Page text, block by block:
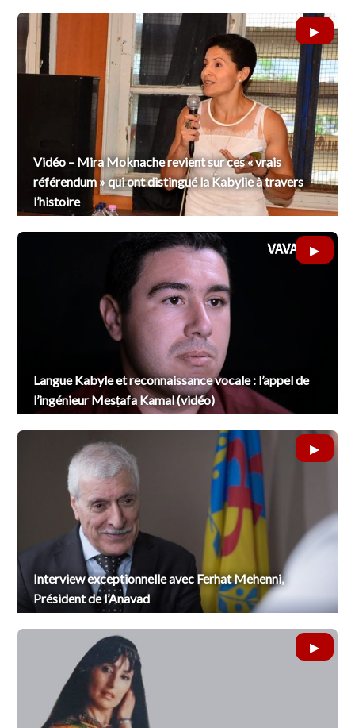
Vidéo – Mira Moknache revient sur ces « vrais
référendum » qui ont distingué la Kabylie à travers
l’histoire
Langue Kabyle et reconnaissance vocale : l’appel de
l’ingénieur Mesṭafa Kamal (vidéo)
Interview exceptionnelle avec Ferhat Mehenni,
Président de l’Anavad